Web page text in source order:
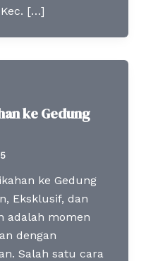
[…]
ke Gedung
ke Gedung
Eksklusif, dan
adalah momen
dengan
Salah satu cara